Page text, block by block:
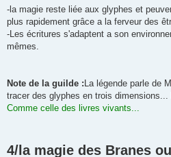
-la magie reste liée aux glyphes et
plus rapidement grâce a la ferveur des
-Les écritures s'adaptent a son
mêmes.
Note de la guilde : La légende parle de
tracer des glyphes en trois
Comme celle des livres vivants...
4/la magie des Branes